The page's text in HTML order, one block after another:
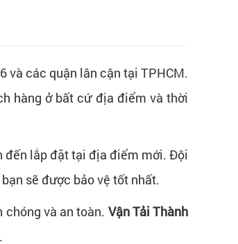
và các quận lân cận tại TPHCM.
hàng ở bất cứ địa điểm và thời
đến lắp đặt tại địa điểm mới. Đội
sẽ được bảo vệ tốt nhất.
chóng và an toàn. Vận Tải Thành